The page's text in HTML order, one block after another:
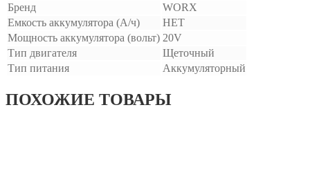
Бренд
WORX
Емкость аккумулятора (А/ч)
НЕТ
Мощность аккумулятора (вольт) 20V
Тип двигателя
Щеточный
Тип питания
Аккумуляторный
ПОХОЖИЕ ТОВАРЫ